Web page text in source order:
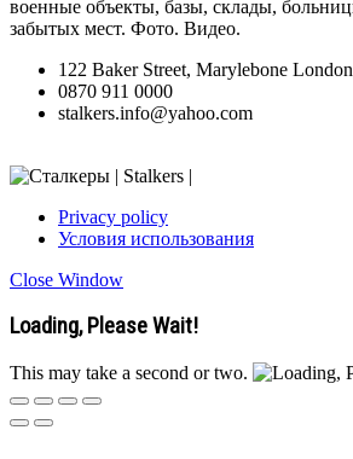
военные объекты, базы, склады,
забытых мест. Фото. Видео.
122 Baker Street, Marylebone
0870 911 0000
stalkers.info@yahoo.com
Privacy policy
Условия использования
Close Window
Loading, Please Wait!
This may take a second or two.